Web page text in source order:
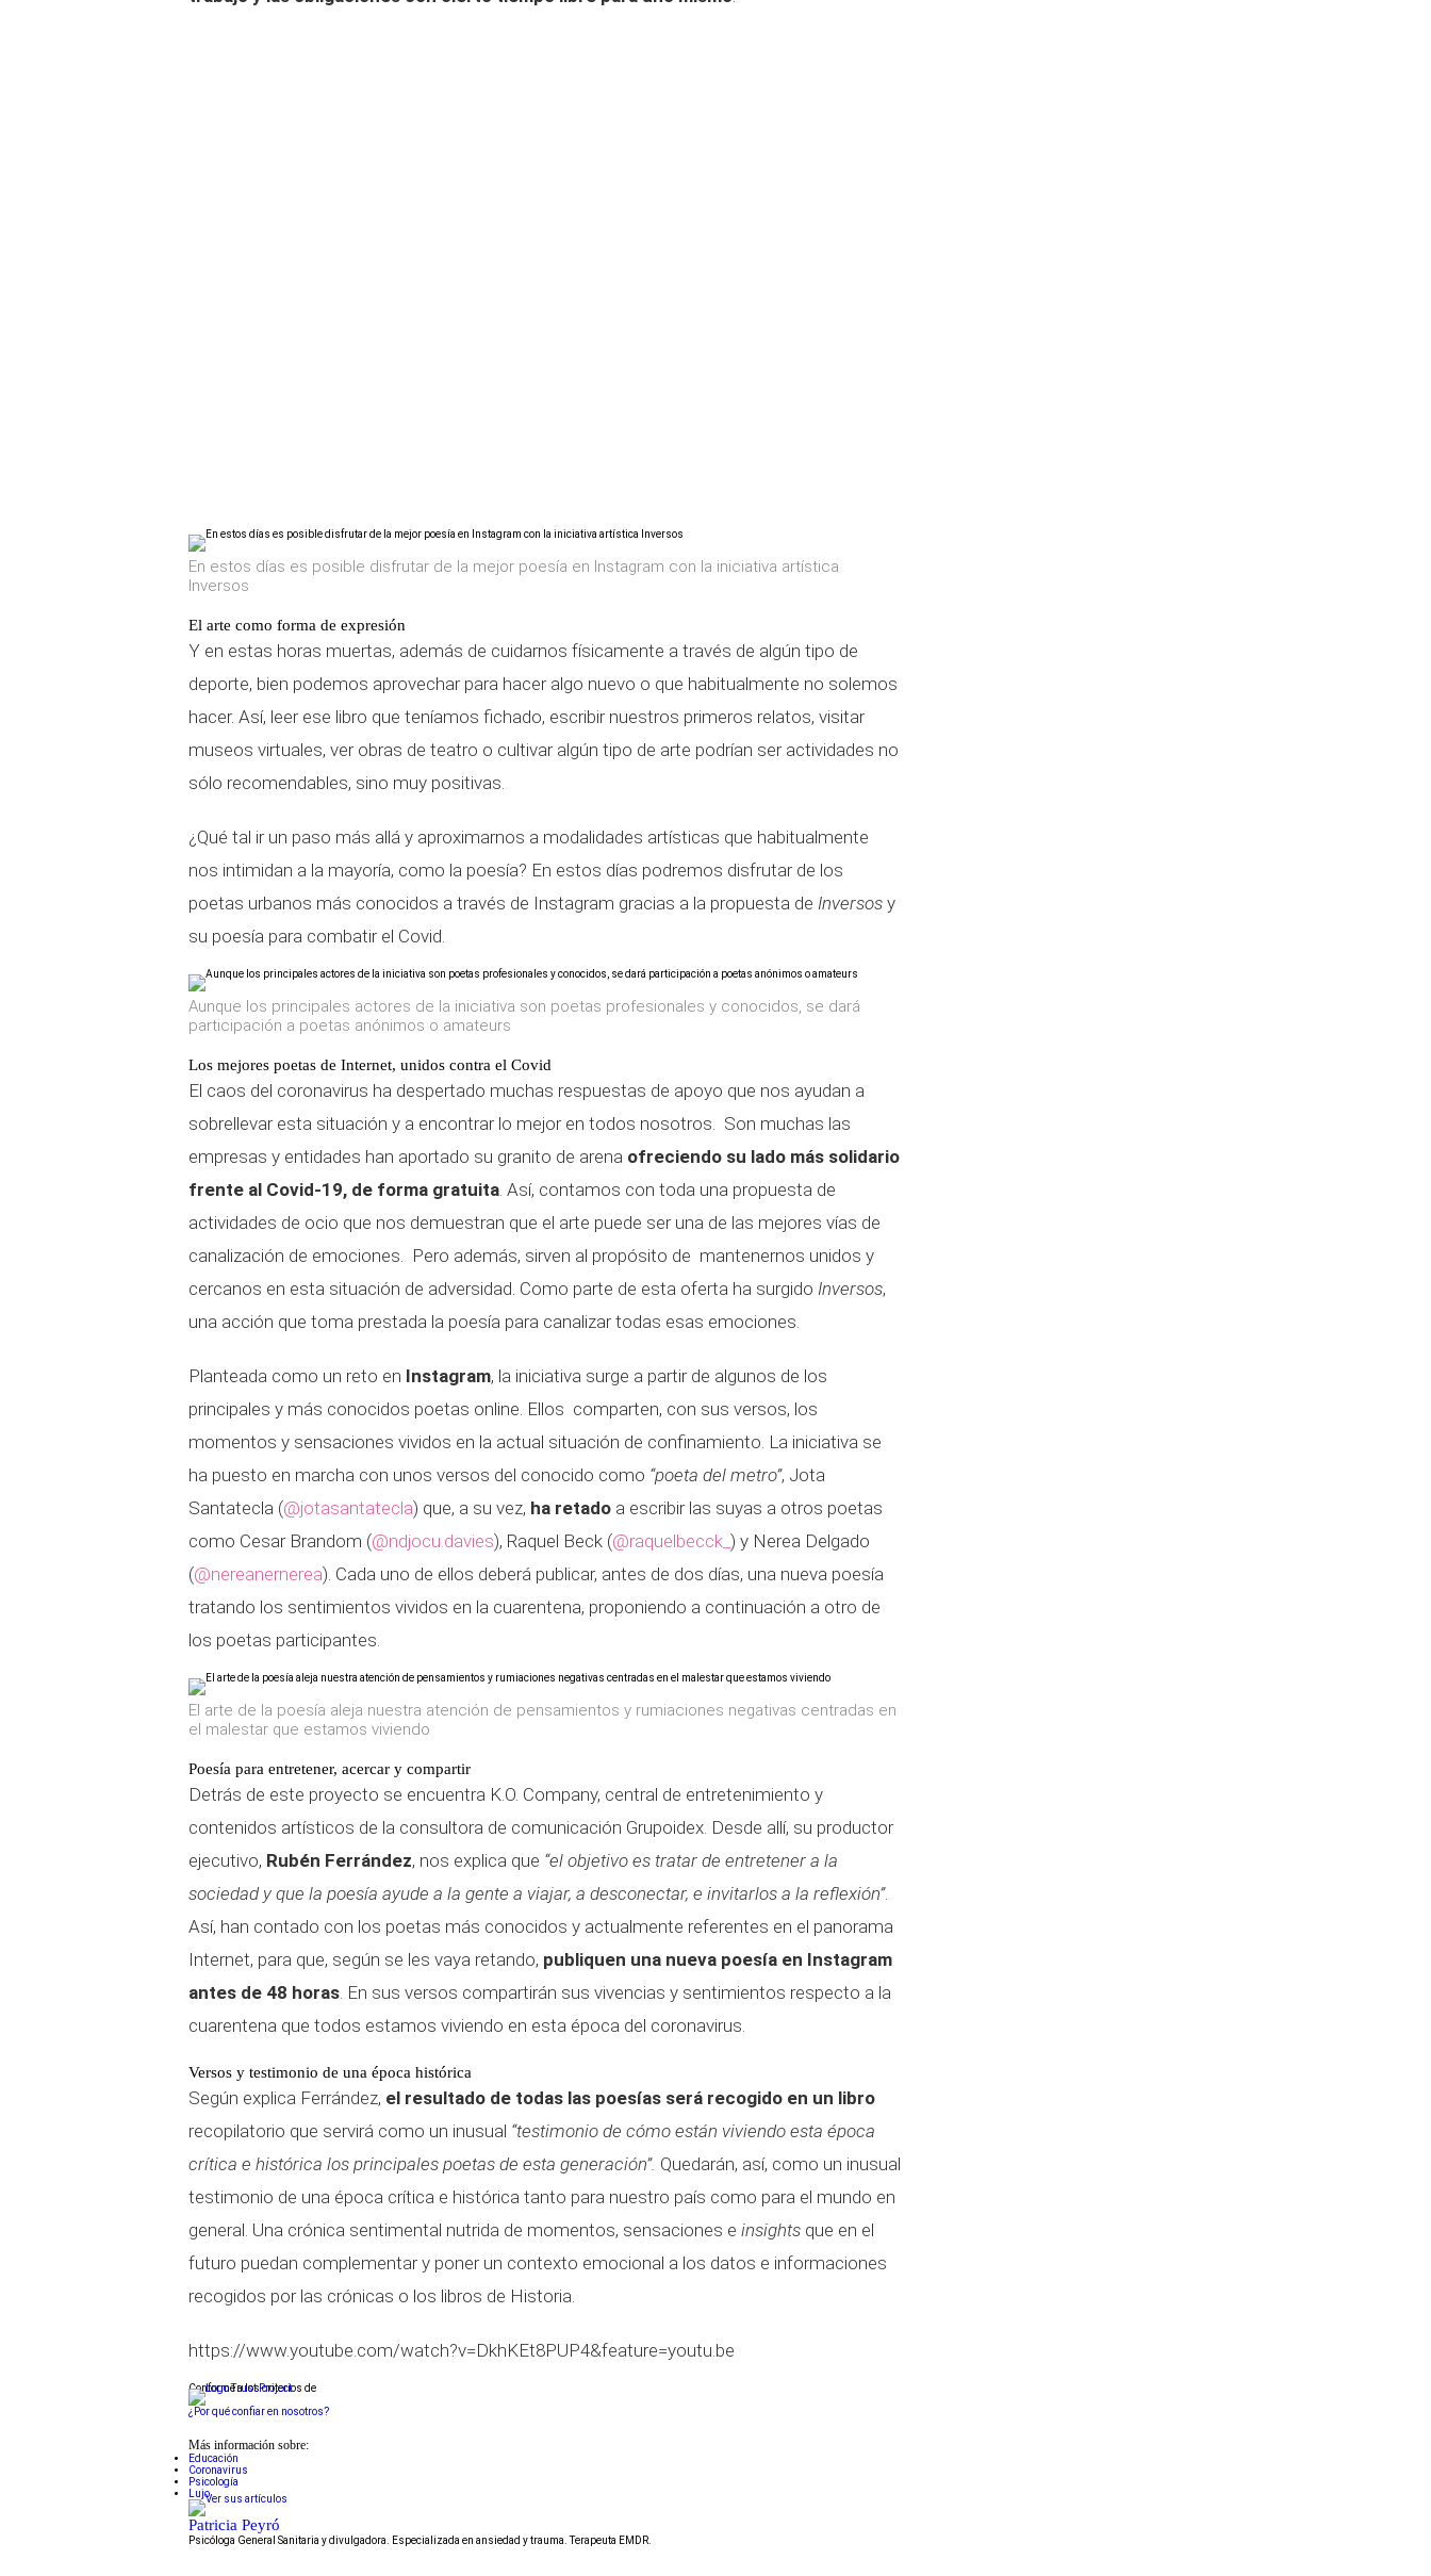
En estos días es posible disfrutar de la mejor poesía en Instagram con la iniciativa artística
Inversos
El arte como forma de expresión
Y en estas horas muertas, además de cuidarnos físicamente a través de algún tipo de
deporte, bien podemos aprovechar para hacer algo nuevo o que habitualmente no solemos
hacer. Así, leer ese libro que teníamos fichado, escribir nuestros primeros relatos, visitar
museos virtuales, ver obras de teatro o cultivar algún tipo de arte podrían ser actividades no
sólo recomendables, sino muy positivas.
¿Qué tal ir un paso más allá y aproximarnos a modalidades artísticas que habitualmente
nos intimidan a la mayoría, como la poesía? En estos días podremos disfrutar de los
poetas urbanos más conocidos a través de Instagram gracias a la propuesta de Inversos y
su poesía para combatir el Covid.
Aunque los principales actores de la iniciativa son poetas profesionales y conocidos, se dará
participación a poetas anónimos o amateurs
Los mejores poetas de Internet, unidos contra el Covid
El caos del coronavirus ha despertado muchas respuestas de apoyo que nos ayudan a
sobrellevar esta situación y a encontrar lo mejor en todos nosotros. Son muchas las
empresas y entidades han aportado su granito de arena ofreciendo su lado más solidario
frente al Covid-19, de forma gratuita. Así, contamos con toda una propuesta de
actividades de ocio que nos demuestran que el arte puede ser una de las mejores vías de
canalización de emociones. Pero además, sirven al propósito de mantenernos unidos y
cercanos en esta situación de adversidad. Como parte de esta oferta ha surgido Inversos,
una acción que toma prestada la poesía para canalizar todas esas emociones.
Planteada como un reto en Instagram, la iniciativa surge a partir de algunos de los
principales y más conocidos poetas online. Ellos comparten, con sus versos, los
momentos y sensaciones vividos en la actual situación de confinamiento. La iniciativa se
ha puesto en marcha con unos versos del conocido como “poeta del metro”, Jota
Santatecla (@jotasantatecla) que, a su vez, ha retado a escribir las suyas a otros poetas
como Cesar Brandom (@ndjocu.davies), Raquel Beck (@raquelbecck_ ) y Nerea Delgado
(@nereanernerea). Cada uno de ellos deberá publicar, antes de dos días, una nueva poesía
tratando los sentimientos vividos en la cuarentena, proponiendo a continuación a otro de
los poetas participantes.
El arte de la poesía aleja nuestra atención de pensamientos y rumiaciones negativas centradas en
el malestar que estamos viviendo
Poesía para entretener, acercar y compartir
Detrás de este proyecto se encuentra K.O. Company, central de entretenimiento y
contenidos artísticos de la consultora de comunicación Grupoidex. Desde allí, su productor
ejecutivo, Rubén Ferrández, nos explica que “el objetivo es tratar de entretener a la
sociedad y que la poesía ayude a la gente a viajar, a desconectar, e invitarlos a la reflexión”.
Así, han contado con los poetas más conocidos y actualmente referentes en el panorama
Internet, para que, según se les vaya retando, publiquen una nueva poesía en Instagram
antes de 48 horas. En sus versos compartirán sus vivencias y sentimientos respecto a la
cuarentena que todos estamos viviendo en esta época del coronavirus.
Versos y testimonio de una época histórica
Según explica Ferrández, el resultado de todas las poesías será recogido en un libro
recopilatorio que servirá como un inusual “testimonio de cómo están viviendo esta época
crítica e histórica los principales poetas de esta generación”. Quedarán, así, como un inusual
testimonio de una época crítica e histórica tanto para nuestro país como para el mundo en
general. Una crónica sentimental nutrida de momentos, sensaciones e insights que en el
futuro puedan complementar y poner un contexto emocional a los datos e informaciones
recogidos por las crónicas o los libros de Historia.
https://www.youtube.com/watch?v=DkhKEt8PUP4&feature=youtu.be
Conforme a los criterios de
¿Por qué confiar en nosotros?
Más información sobre:
Educación
Coronavirus
Psicología
Lujo
Patricia Peyró
Psicóloga General Sanitaria y divulgadora. Especializada en ansiedad y trauma. Terapeuta EMDR.